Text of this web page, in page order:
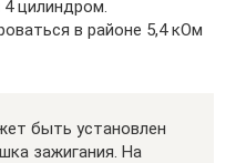
цилиндром.
в районе 5,4 кОм
быть установлен
зажигания. На